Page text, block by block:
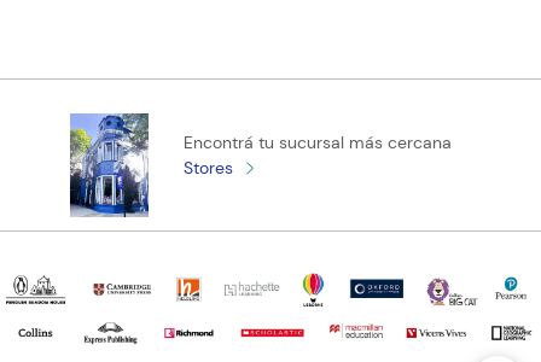
Encontrá tu sucursal más cercana
Stores